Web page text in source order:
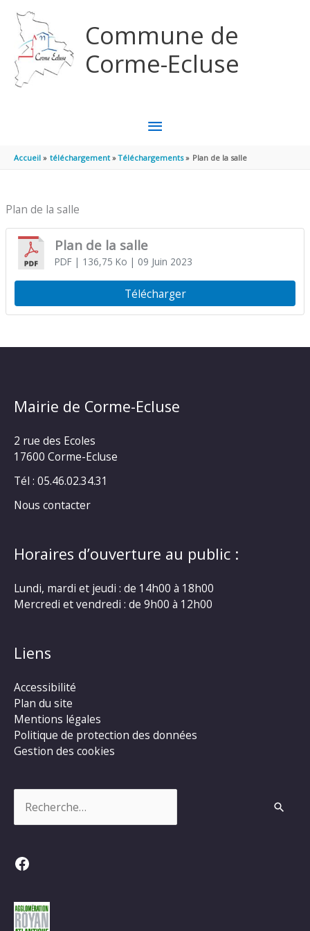
Commune de
Corme-Ecluse
MENU
PRINCIPAL
Accueil téléchargement Téléchargements Plan de la salle
Plan de la salle
Plan de la salle
PDF| 136,75 Ko | 09 Juin 2023
Télécharger
Mairie de Corme-Ecluse
2 rue des Ecoles
17600 Corme-Ecluse
Tél : 05.46.02.34.31
Nous contacter
Horaires d’ouverture au public :
Lundi, mardi et jeudi : de 14h00 à 18h00
Mercredi et vendredi : de 9h00 à 12h00
Liens
Accessibilité
Plan du site
Mentions légales
Politique de protection des données
Gestion des cookies
Facebook